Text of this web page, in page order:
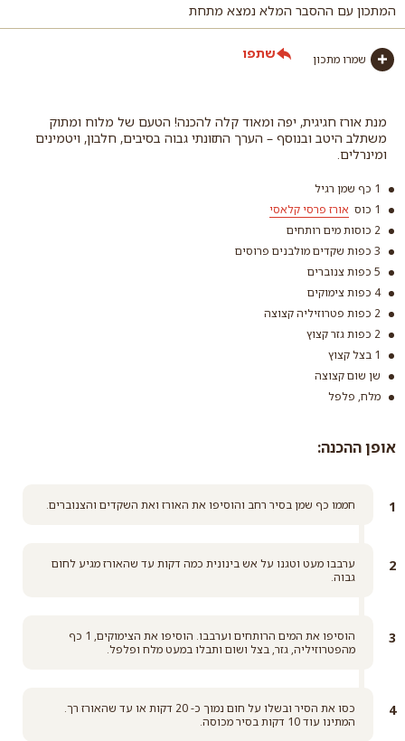
המתכון עם ההסבר המלא נמצא מתחת
שמרו מתכון שתפו
מנת אורז חגיגית, יפה ומאוד קלה להכנה! הטעם של מלוח ומתוק
משתלב היטב ובנוסף – הערך התזונתי גבוה בסיבים, חלבון, ויטמינים
ומינרלים.
1 כף שמן רגיל
1 כוס
אורז פרסי קלאסי
2 כוסות מים רותחים
3 כפות שקדים מולבנים פרוסים
5 כפות צנוברים
4 כפות צימוקים
2 כפות פטרוזיליה קצוצה
2 כפות גזר קצוץ
1 בצל קצוץ
שן שום קצוצה
מלח, פלפל
אופן ההכנה:
חממו כף שמן בסיר רחב והוסיפו את האורז ואת השקדים והצנוברים.
ערבבו מעט וטגנו על אש בינונית כמה דקות עד שהאורז מגיע לחום
גבוה.
הוסיפו את המים הרותחים וערבבו. הוסיפו את הצימוקים, 1 כף
מהפטרוזיליה, גזר, בצל ושום ותבלו במעט מלח ופלפל.
כסו את הסיר ובשלו על חום נמוך כ- 20 דקות או עד שהאורז רך.
המתינו עוד 10 דקות בסיר מכוסה.